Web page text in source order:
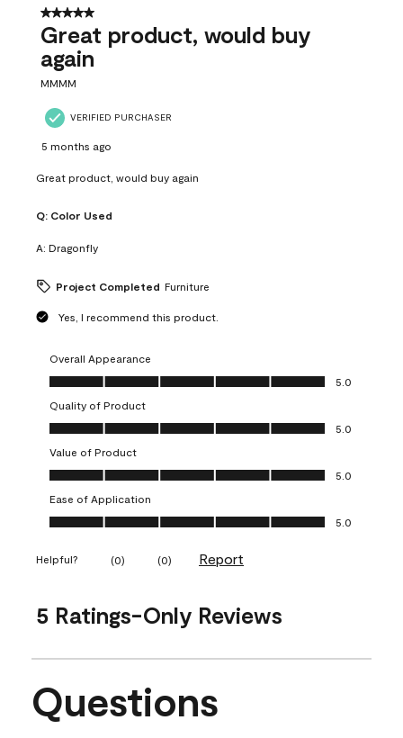
5 out of 5 stars.
Great product, would buy
again
MMMM
VERIFIED PURCHASER
5 months ago
Great product, would buy again
Q: Color Used
A: Dragonfly
Project Completed Furniture
Yes, I recommend this product.
Overall Appearance
Overall Appearance, 5.0 out of 5
5.0
Quality of Product
Quality of Product, 5.0 out of 5
5.0
Value of Product
Value of Product, 5.0 out of 5
5.0
Ease of Application
Ease of Application, 5.0 out of 5
5.0
Helpful? (0) (0) Report
5 Ratings-Only Reviews
No questions have been asked about this product.
Questions